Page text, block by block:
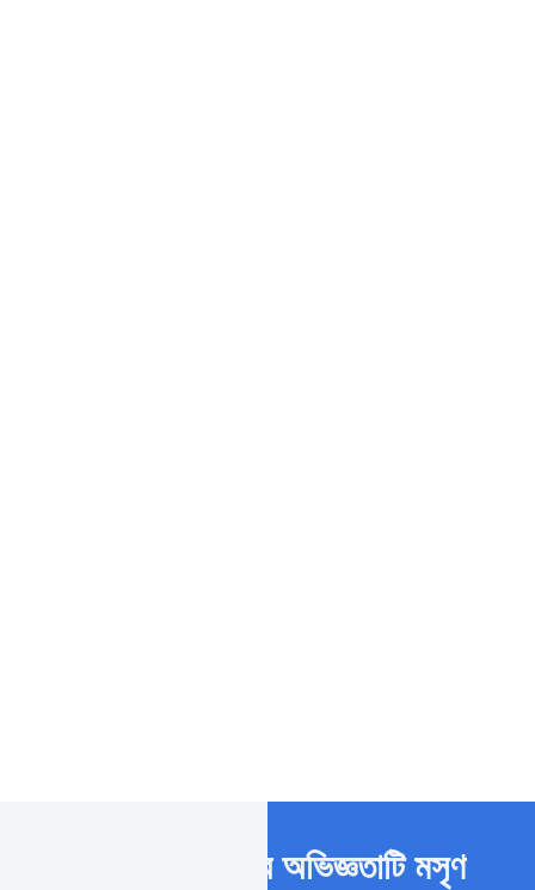
আপনার মেশিন ক্রয়ের অভিজ্ঞতাটি মসৃণ